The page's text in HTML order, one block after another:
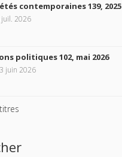
contemporaines 139, 2025
juil. 2026
politiques 102, mai 2026
juin 2026